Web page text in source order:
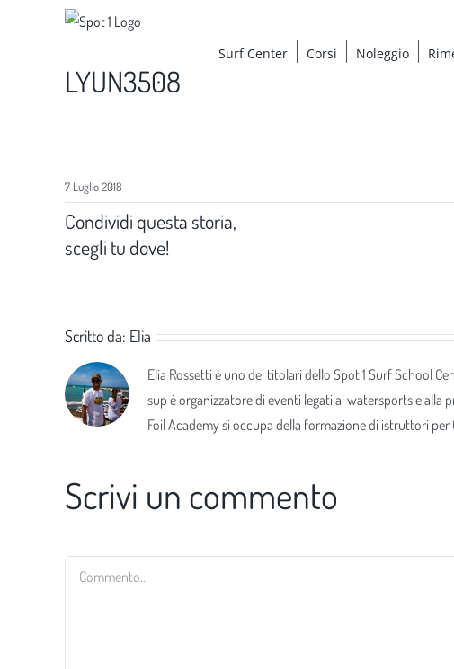
Surf Center Corsi Noleggio
LYUN3508
7 Luglio 2018
Condividi questa storia,
scegli tu dove!
Scritto da: Elia
Elia Rossetti è uno dei titolari dello Spot 1 Surf School
sup è organizzatore di eventi legati ai watersports e alla
Foil Academy si occupa della formazione di istruttori per
Scrivi un commento
Commento